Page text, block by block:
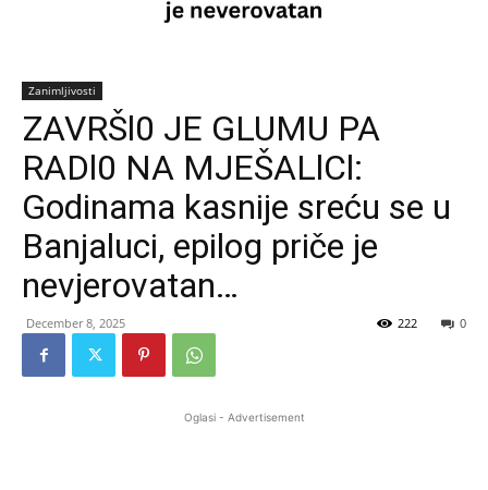
Zanimljivosti
ZAVRŠl0 JE GLUMU PA
RADl0 NA MJEŠALlCl:
Godinama kasnije sreću se u
Banjaluci, epilog priče je
nevjerovatan…
December 8, 2025 0
222
Oglasi - Advertisement